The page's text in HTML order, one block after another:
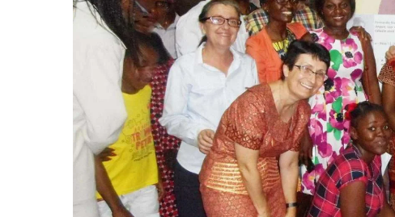
Hit enter to search or ESC to close